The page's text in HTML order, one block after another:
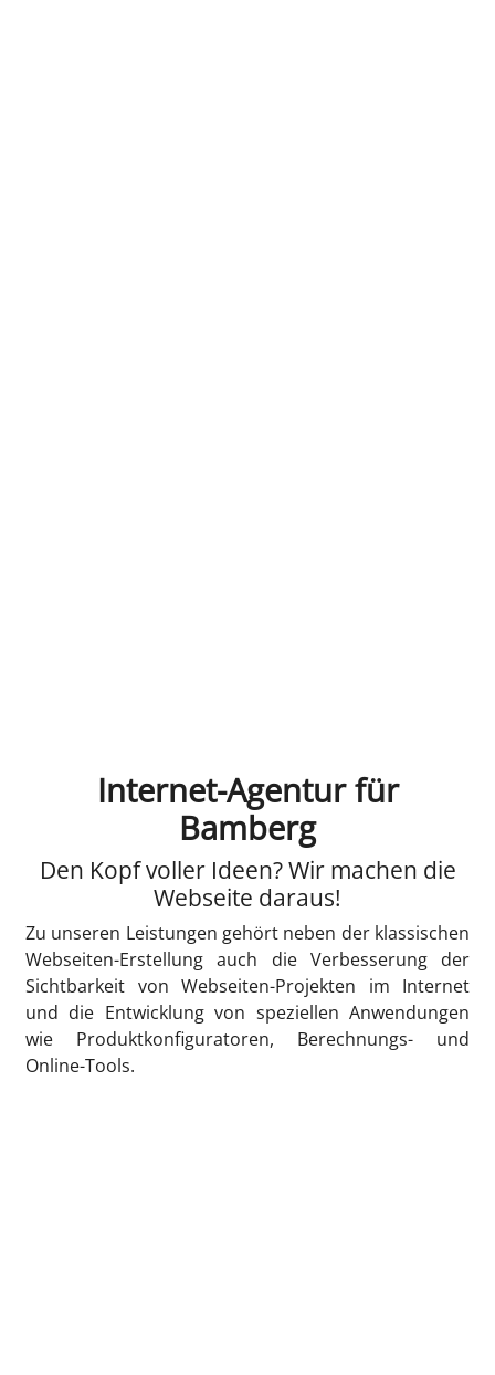
Internet-Agentur für
Bamberg
Den Kopf voller Ideen? Wir machen die
Webseite daraus!
Zu unseren Leistungen gehört neben der klassischen
Webseiten-Erstellung auch die Verbesserung der
Sichtbarkeit von Webseiten-Projekten im Internet
und die Entwicklung von speziellen Anwendungen
wie Produktkonfiguratoren, Berechnungs- und
Online-Tools.